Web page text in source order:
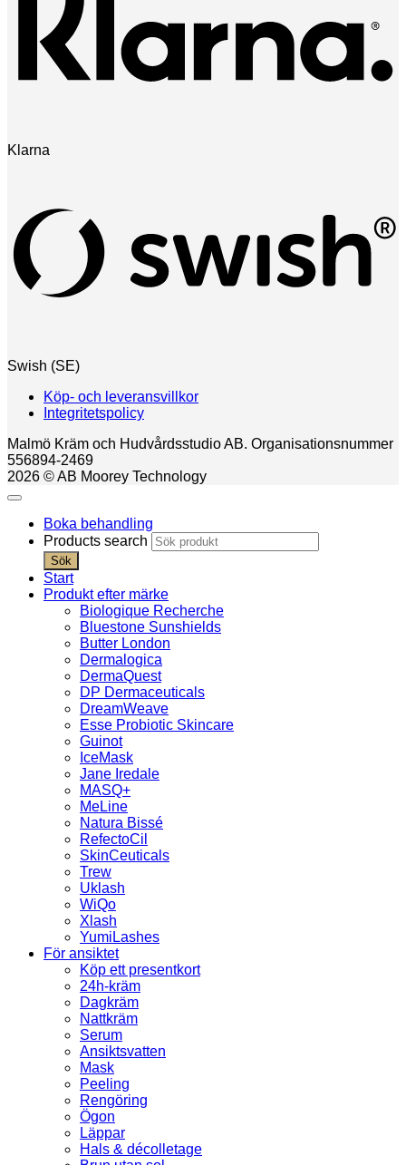
Klarna
Swish (SE)
Köp- och leveransvillkor
Integritetspolicy
Malmö Kräm och Hudvårdsstudio AB. Organisationsnummer
556894-2469
2026 © AB Moorey Technology
Boka behandling
Products search
Sök
Start
Produkt efter märke
Biologique Recherche
Bluestone Sunshields
Butter London
Dermalogica
DermaQuest
DP Dermaceuticals
DreamWeave
Esse Probiotic Skincare
Guinot
IceMask
Jane Iredale
MASQ+
MeLine
Natura Bissé
RefectoCil
SkinCeuticals
Trew
Uklash
WiQo
Xlash
YumiLashes
För ansiktet
Köp ett presentkort
24h-kräm
Dagkräm
Nattkräm
Serum
Ansiktsvatten
Mask
Peeling
Rengöring
Ögon
Läppar
Hals & décolletage